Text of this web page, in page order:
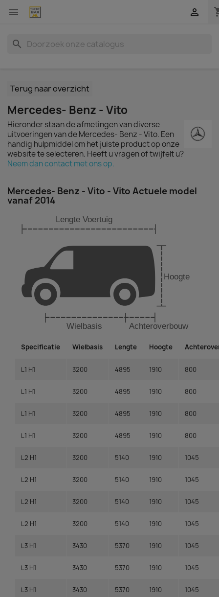
 
search
Terug naar overzicht
Mercedes- Benz - Vito
Hieronder staan de afmetingen van diverse
uitvoeringen van de Mercedes- Benz - Vito. Een
handig hulpmiddel om het juiste product op onze
website te selecteren. Heeft u vragen of twijfelt u?
Neem dan contact met ons op.
Mercedes- Benz - Vito - Vito Actuele model
vanaf 2014
Specificatie Wielbasis Lengte Hoogte
L1 H1 3200 4895 1910 800
L1 H1 3200 4895 1910 800
L1 H1 3200 4895 1910 800
L1 H1 3200 4895 1910 800
L2 H1 3200 5140 1910 1045
L2 H1 3200 5140 1910 1045
L2 H1 3200 5140 1910 1045
L2 H1 3200 5140 1910 1045
L3 H1 3430 5370 1910 1045
L3 H1 3430 5370 1910 1045
L3 H1 3430 5370 1910 1045